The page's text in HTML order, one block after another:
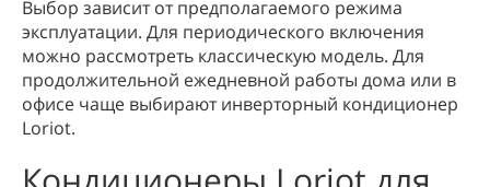
Выбор зависит от предполагаемого режима
эксплуатации. Для периодического включения
можно рассмотреть классическую модель. Для
продолжительной ежедневной работы дома или в
офисе чаще выбирают инверторный кондиционер
Loriot.